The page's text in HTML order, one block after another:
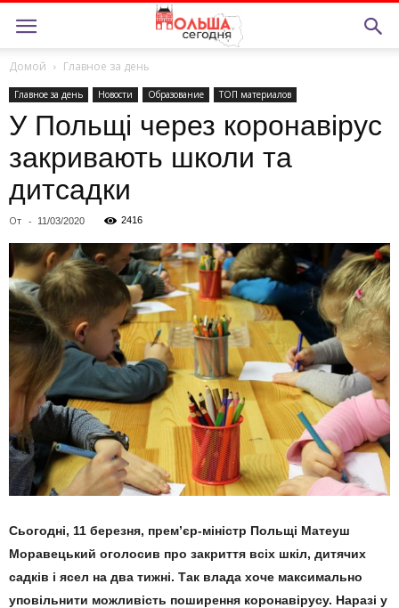
Домой Главное за день
Главное за день Новости Образование ТОП материалов
У Польщі через коронавірус
закривають школи та
дитсадки
От - 11/03/2020 2416
Сьогодні, 11 березня, прем’єр-міністр Польщі Матеуш
Моравецький оголосив про закриття всіх шкіл, дитячих
садків і ясел на два тижні. Так влада хоче максимально
уповільнити можливість поширення коронавірусу. Наразі у